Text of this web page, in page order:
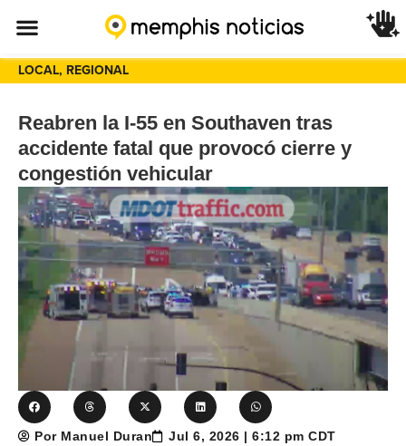
LOCAL, REGIONAL
Reabren la I-55 en Southaven tras
accidente fatal que provocó cierre y
congestión vehicular
Por Manuel Duran Jul 6, 2026 | 6:12 pm CDT